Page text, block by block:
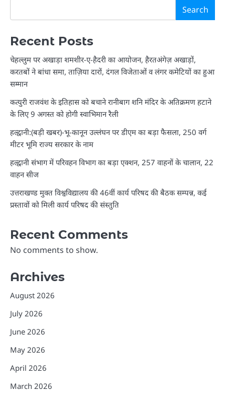
Search
Recent Posts
चेहल्लुम पर अखाड़ा शमशीर-ए-हैदरी का आयोजन, हैरतअंगेज़ अखाड़ों,
करतबों ने बांधा समा, ताज़िया दारों, दंगल विजेताओं व लंगर कमेटियों का हुआ
सम्मान
कत्युरी राजवंश के इतिहास को बचाने रानीबाग शनि मंदिर के अतिक्रमण हटाने
के लिए 9 अगस्त को होगी स्वाभिमान रैली
हल्द्वानी:(बड़ी खबर)-भू-कानून उल्लंघन पर डीएम का बड़ा फैसला, 250 वर्ग
मीटर भूमि राज्य सरकार के नाम
हल्द्वानी संभाग में परिवहन विभाग का बड़ा एक्शन, 257 वाहनों के चालान, 22
वाहन सीज
उत्तराखण्ड मुक्त विश्वविद्यालय की 46वीं कार्य परिषद की बैठक सम्पन्न, कई
प्रस्तावों को मिली कार्य परिषद की संस्तुति
Recent Comments
No comments to show.
Archives
August 2026
July 2026
June 2026
May 2026
April 2026
March 2026